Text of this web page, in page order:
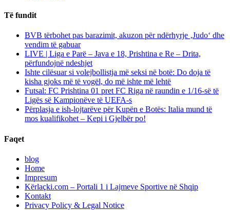
Të fundit
BVB tërbohet pas barazimit, akuzon për ndërhyrje ‚Judo‘ dhe
vendim të gabuar
LIVE | Liga e Parë – Java e 18, Prishtina e Re – Drita,
përfundojnë ndeshjet
Ishte cilësuar si volejbollistja më seksi në botë: Do doja të
kisha gjoks më të vogël, do më ishte më lehtë
Futsal: FC Prishtina 01 pret FC Riga në raundin e 1/16-së të
Ligës së Kampionëve të UEFA-s
Përplasja e ish-lojtarëve për Kupën e Botës: Italia mund të
mos kualifikohet – Kepi i Gjelbër po!
Faqet
blog
Home
Impresum
Kërlaçki.com – Portali 1 i Lajmeve Sportive në Shqip
Kontakt
Privacy Policy & Legal Notice